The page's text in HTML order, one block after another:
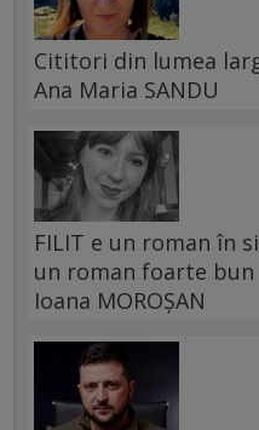
Cititori din lumea
Ana Maria SANDU
FILIT e un roman în
un roman foarte bun
Ioana MOROȘAN